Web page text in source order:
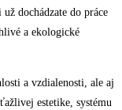
dochádzate do práce
a ekologické
a vzdialenosti, ale aj
estetike, systému